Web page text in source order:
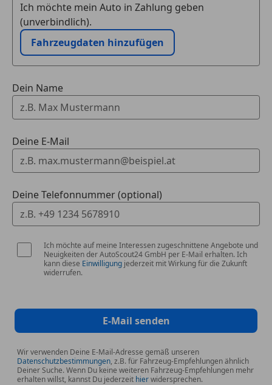
Ich möchte mein Auto in Zahlung geben
(unverbindlich).
Fahrzeugdaten hinzufügen
Dein Name
Deine E-Mail
Deine Telefonnummer (optional)
Ich möchte auf meine Interessen zugeschnittene Angebote und
Neuigkeiten der AutoScout24 GmbH per E-Mail erhalten. Ich
kann diese Einwilligung jederzeit mit Wirkung für die Zukunft
widerrufen.
E-Mail senden
Wir verwenden Deine E-Mail-Adresse gemäß unseren
Datenschutzbestimmungen, z.B. für Fahrzeug-Empfehlungen ähnlich
Deiner Suche. Wenn Du keine weiteren Fahrzeug-Empfehlungen mehr
erhalten willst, kannst Du jederzeit hierwidersprechen.